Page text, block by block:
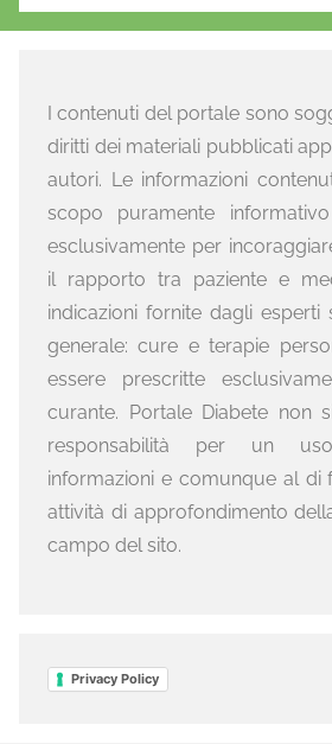
I contenuti del portale sono
diritti dei materiali pubblicati
autori. Le informazioni
scopo puramente
esclusivamente per
il rapporto tra paziente e
indicazioni fornite dagli esperti
generale: cure e terapie
essere prescritte
curante. Portale Diabete non
responsabilità per un
informazioni e comunque al di
attività di approfondimento
campo del sito.
Privacy Policy